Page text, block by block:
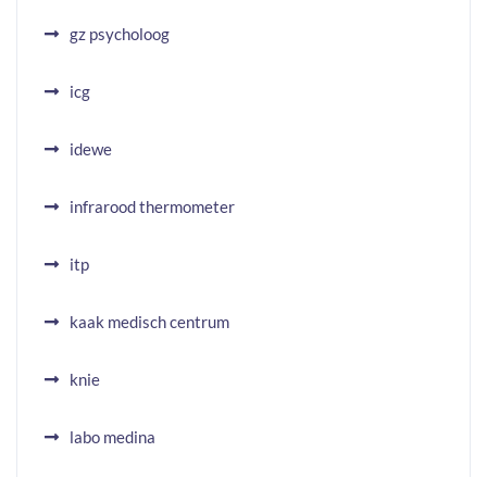
gz psycholoog
icg
idewe
infrarood thermometer
itp
kaak medisch centrum
knie
labo medina